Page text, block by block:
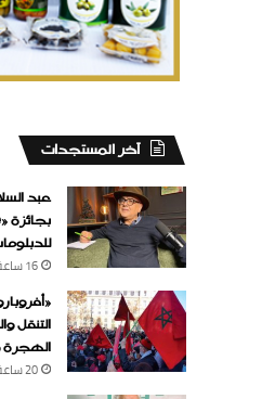
‏آخر المستجدات
عبد
16 ساعة ‏تقريبا
التنقل
الهجرة
20 ساعة ‏تقريبا